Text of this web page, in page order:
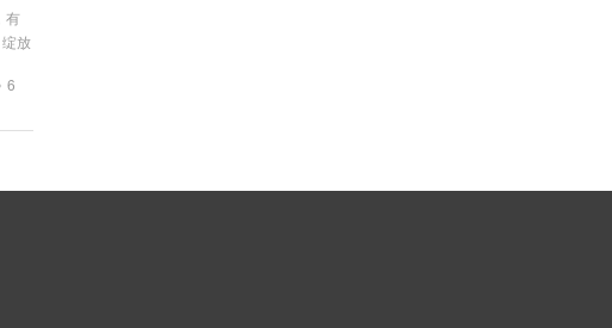
有
放
的
6